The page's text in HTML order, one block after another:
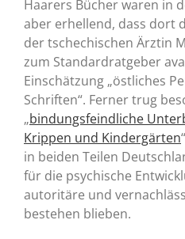
Haarers Bücher waren in
aber erhellend, dass dort
der tschechischen Ärztin
zum Standardratgeber
Einschätzung „östliches
Schriften“. Ferner trug
„bindungsfeindliche
Krippen und Kindergärten
in beiden Teilen
für die psychische
autoritäre und
bestehen blieben.